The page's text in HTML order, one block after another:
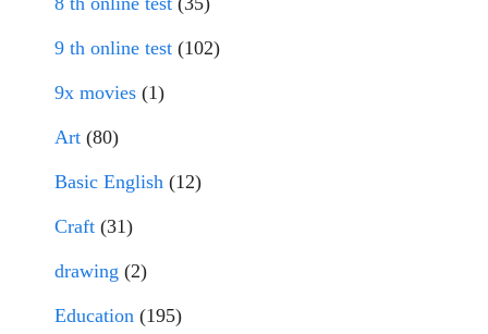
9 th online test (102)
9x movies (1)
Art (80)
Basic English (12)
Craft (31)
drawing (2)
Education (195)